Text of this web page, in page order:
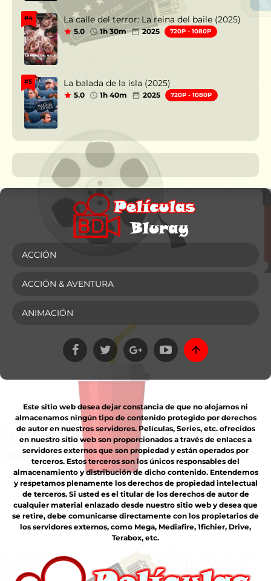
#4 La calle del terror: La reina del baile (2025)
5.0 1h 30m 2025 720P - 1080P
#5 La balada de la isla (2025)
5.0 1h 40m 2025 720P - 1080P
ACCIÓN
ACCIÓN & AVENTURA
ANIMACIÓN
Este sitio web desea dejar constancia de que no alojamos ni
almacenamos ningún tipo de contenido protegido por derechos
de autor en nuestros servidores. Películas, Series, etc. ofrecidos
en nuestro sitio web son proporcionados a través de enlaces a
servidores externos que son propiedad y están operados por
terceros. Estos terceros son los únicos responsables del
almacenamiento y distribución de dicho contenido. Entendemos
y respetamos plenamente los derechos de propiedad intelectual
de terceros. Si usted es el titular de los derechos de autor de
cualquier material enlazado desde nuestro sitio web y desea que
se retire, debe comunicarse directamente con los propietarios de
los servidores externos, como Mega, Mediafire, 1fichier, Drive,
Terabox, etc.